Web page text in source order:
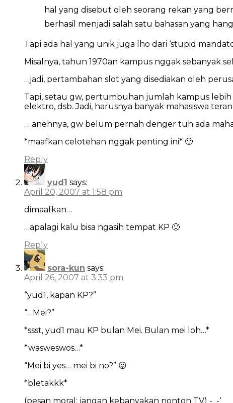
hal yang disebut oleh seorang rekan yang
berhasil menjadi salah satu bahasan yang
Tapi ada hal yang unik juga lho dari ‘stupid
Misalnya, tahun 1970an kampus nggak sebanyak
…jadi, pertambahan slot yang disediakan oleh
Tapi, setau gw, pertumbuhan jumlah kampus
elektro, dsb. Jadi, harusnya banyak mahasiswa
… anehnya, gw belum pernah denger tuh ada
*maafkan celotehan nggak penting ini* 🙂
Reply
yud1 says:
April 20, 2007 at 1:58 pm
dimaafkan…
…apalagi kalu bisa ngasih tempat KP 🙂
Reply
sora-kun says:
April 26, 2007 at 3:33 pm
“yud1, kapan KP?”
“…Mei?”
*ssst, yud1 mau KP bulan Mei. Bulan mei loh…*
*wasweswos…*
“Mei bi yes… mei bi no?” 😛
*bletakkk*
(pesan moral: jangan kebanyakan nonton TV) -_-‘